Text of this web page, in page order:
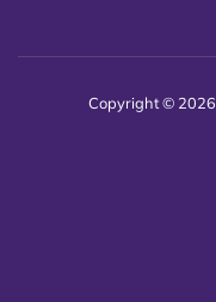
Copyright © 2026